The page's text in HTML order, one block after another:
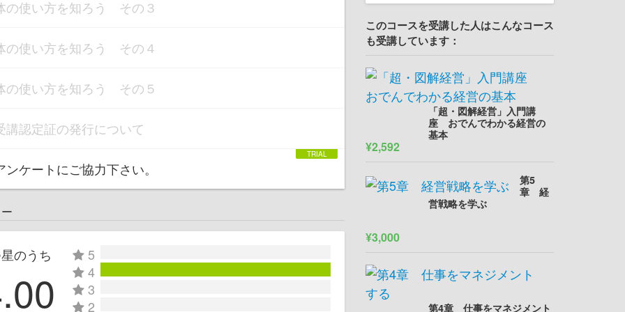
の使い方を知ろう その３
の使い方を知ろう その４
の使い方を知ろう その５
講認定証の発行について
ンケートにご協力下さい。
のうち
5
4
3
2
このコースを受講した人はこんなコース
も受講しています：
「超・図解経営」入門講
座 おでんでわかる経営の
基本
¥2,592
第5
章 経
営戦略を学ぶ
¥3,000
第4章 仕事をマネジメント